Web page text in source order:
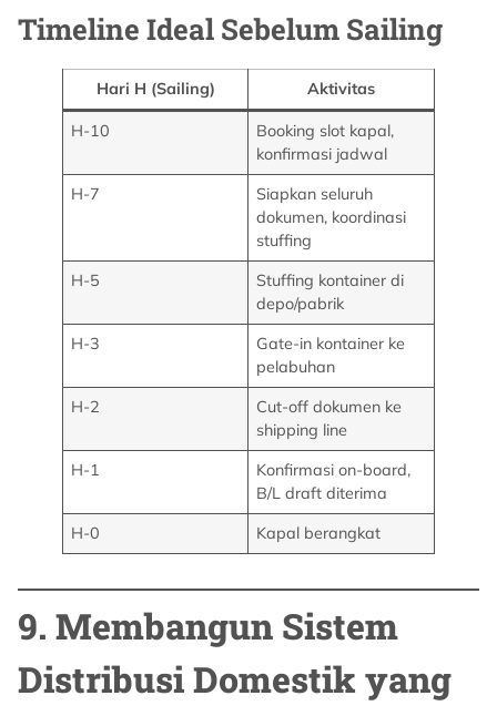
Timeline Ideal Sebelum Sailing
Hari H (Sailing) Aktivitas
H-10
Booking slot kapal,
konfirmasi jadwal
H-7
Siapkan seluruh
dokumen, koordinasi
stuffing
H-5
Stuffing kontainer di
depo/pabrik
H-3
Gate-in kontainer ke
pelabuhan
H-2
Cut-off dokumen ke
shipping line
H-1
Konfirmasi on-board,
B/L draft diterima
H-0
Kapal berangkat
9. Membangun Sistem
Distribusi Domestik yang